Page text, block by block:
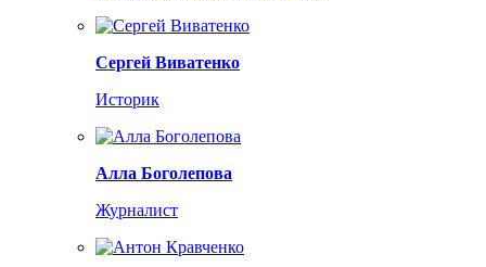
Сергей Виватенко
Историк
Алла Боголепова
Журналист